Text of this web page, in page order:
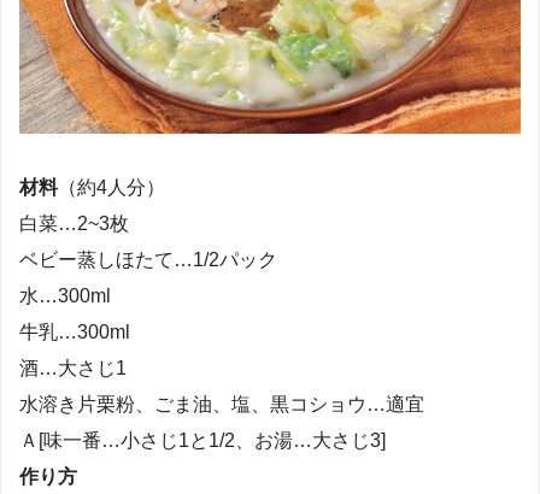
材料（約4人分）
白菜…2~3枚
ベビー蒸しほたて…1/2パック
水…300ml
牛乳…300ml
酒…大さじ1
水溶き片栗粉、ごま油、塩、黒コショウ…適宜
Ａ[味一番…小さじ1と1/2、お湯…大さじ3]
作り方